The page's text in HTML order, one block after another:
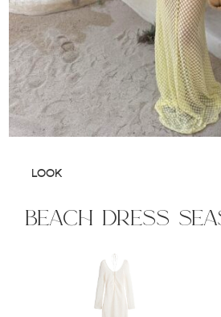
LOOK
beach dress